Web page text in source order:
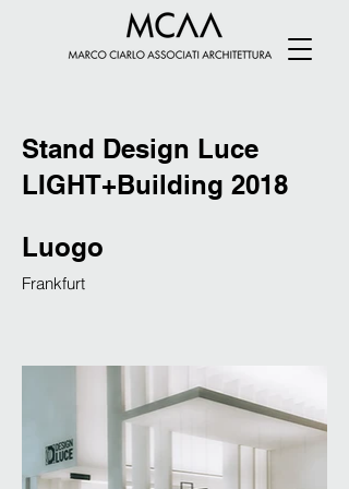
Stand Design Luce
LIGHT+Building 2018
Luogo
Frankfurt